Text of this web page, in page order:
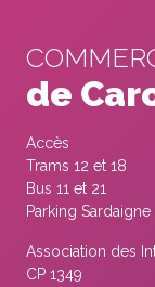
de
Accès
Trams 12 et 18
Bus 11 et 21
Parking
Association des
CP 1349